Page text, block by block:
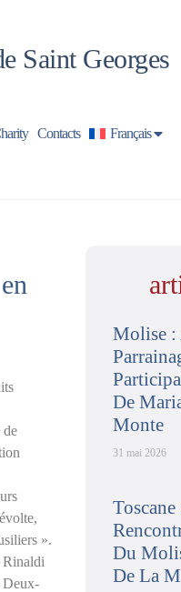
Saint Georges
Contacts Français
de
».
Rinaldi
Deux-
Molise :
De
Monte
31 mai 2026
Du
De La